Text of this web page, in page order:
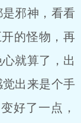
邪神，看看
的怪物，再
就算了，出
出来是个手
好了一点，